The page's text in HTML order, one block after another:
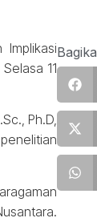
11
Ph.D,